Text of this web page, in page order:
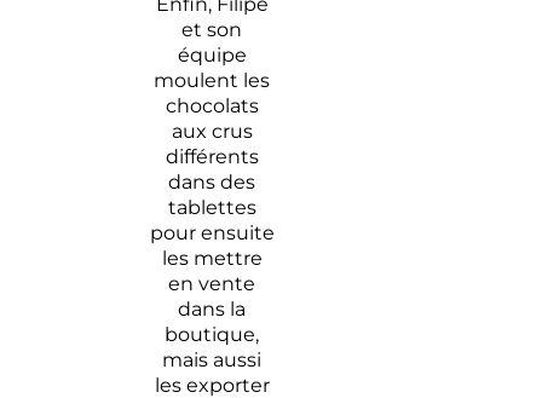
et son
équipe
moulent les
chocolats
aux crus
différents
dans des
tablettes
pour ensuite
les mettre
en vente
dans la
boutique,
mais aussi
les exporter